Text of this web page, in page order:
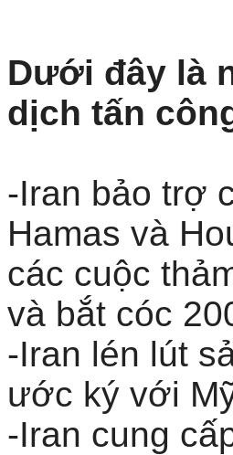
Dưới đây là
dịch tấn
-Iran bảo trợ
Hamas và
các cuộc
và bắt cóc
-Iran lén lút
ước ký với
-Iran cung